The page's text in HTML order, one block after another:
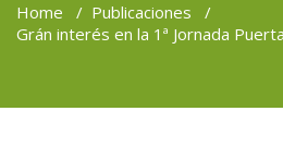
Home / Publicaciones /
Grán interés en la 1ª Jornada